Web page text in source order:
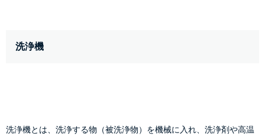
洗浄機
洗浄機とは、洗浄する物（被洗浄物）を機械に入れ、洗浄剤や高温